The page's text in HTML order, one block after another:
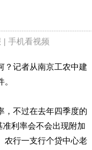
| 手机看视频
记者从南京工农中建
不过在去年四季度的
利率会不会出现附加
农行一支行个贷中心老